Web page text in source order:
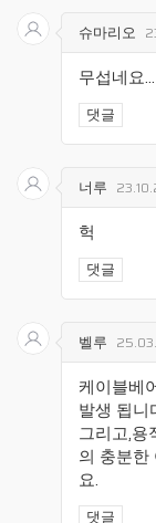
슈마리오
무섭네요...
댓글
너루
헉
댓글
벨루
케이블베
발생 됩니
그리고,용
의 충분한
요.
댓글